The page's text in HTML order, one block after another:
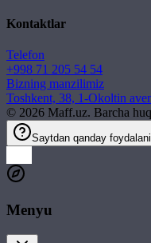
Kontaktlar
Telefon
+998 71 205 54 54
Bizning manzilimiz
Toshkent, 38, 1-Okoltin
© 2026 Maff.uz. Barcha
Saytdan qanday
Menyu